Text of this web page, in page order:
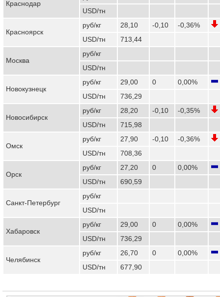
Краснодар
USD/тн
Красноярск
руб/кг 28,10 -0,10
-0,36%
USD/тн
713,44
Москва
руб/кг
USD/тн
Новокузнецк
руб/кг 29,00 0
0,00%
USD/тн
736,29
Новосибирск
руб/кг 28,20 -0,10
-0,35%
USD/тн
715,98
Омск
руб/кг 27,90 -0,10
-0,36%
USD/тн
708,36
Орск
руб/кг 27,20 0
0,00%
USD/тн
690,59
Санкт-Петербург
руб/кг
USD/тн
Хабаровск
руб/кг 29,00 0
0,00%
USD/тн
736,29
Челябинск
руб/кг 26,70 0
0,00%
USD/тн
677,90